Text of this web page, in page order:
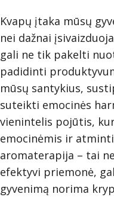
Kvapų įtaka mūsų
nei dažnai
gali ne tik pakelti
padidinti
mūsų santykius,
suteikti emocinės
vienintelis pojūtis,
emocinėmis ir
aromaterapija – tai
efektyvi priemonė,
gyvenimą norima